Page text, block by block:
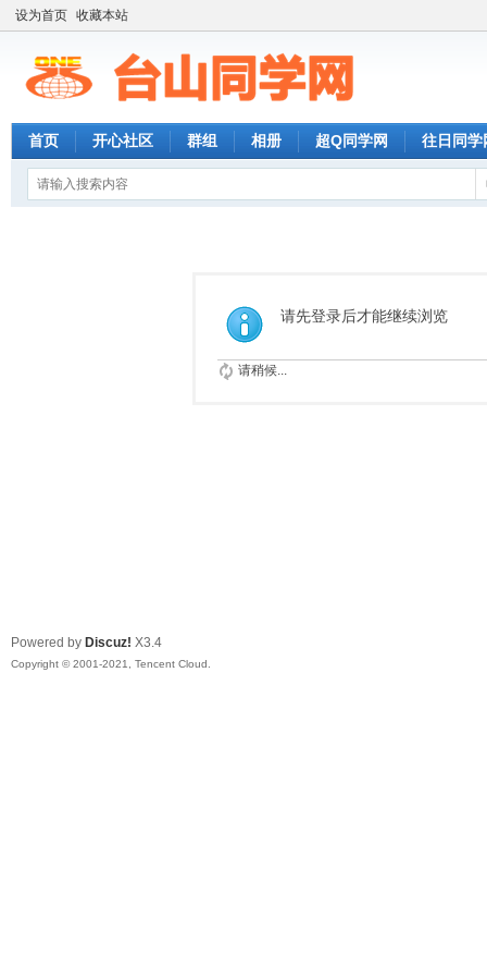
设为首页 收藏本站
首页 开心社区 群组 相册 超Q同学网 往日同学
请先登录后才能继续浏览
请稍候...
Powered by Discuz! X3.4
Copyright © 2001-2021, Tencent Cloud.